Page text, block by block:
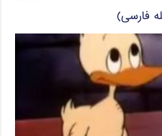
فارسی)